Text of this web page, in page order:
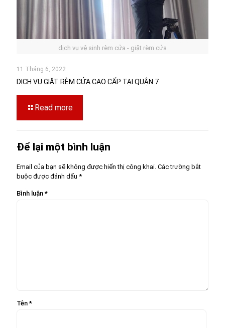
dịch vụ vệ sinh rèm cửa - giặt rèm cửa
11 Tháng 6, 2022
DỊCH VỤ GIẶT RÈM CỬA CAO CẤP TẠI QUẬN 7
Read more
Để lại một bình luận
Email của bạn sẽ không được hiển thị công khai. Các trường bắt
buộc được đánh dấu *
Bình luận *
Tên *